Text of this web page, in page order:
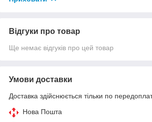
Відгуки про товар
Ще немає відгуків про цей товар
Умови доставки
Доставка здійснюється тільки по
Нова Пошта